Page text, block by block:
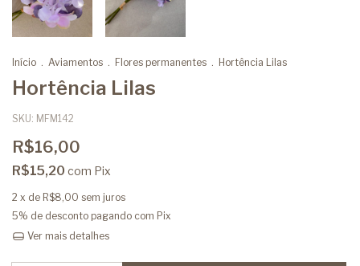
Início . Aviamentos . Flores permanentes . Hortência Lilas
Hortência Lilas
SKU: MFM142
R$16,00
R$15,20 com Pix
2 x de R$8,00 sem juros
5% de desconto pagando com Pix
Ver mais detalhes